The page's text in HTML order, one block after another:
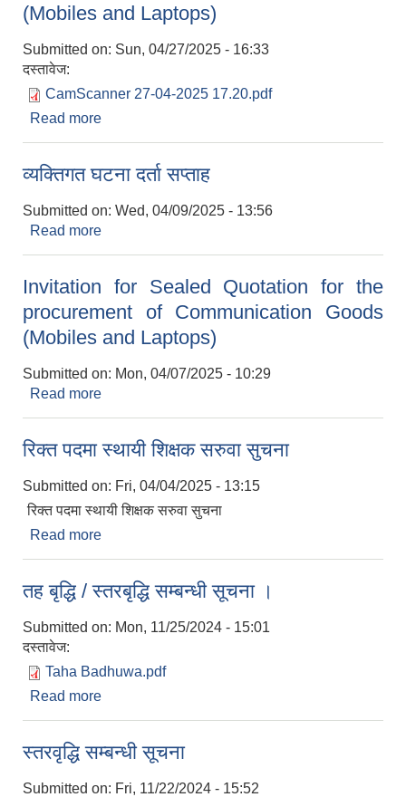
(Mobiles and Laptops)
Submitted on: Sun, 04/27/2025 - 16:33
दस्तावेज:
CamScanner 27-04-2025 17.20.pdf
Read more
व्यक्तिगत घटना दर्ता सप्ताह
Submitted on: Wed, 04/09/2025 - 13:56
Read more
Invitation for Sealed Quotation for the
procurement of Communication Goods
(Mobiles and Laptops)
Submitted on: Mon, 04/07/2025 - 10:29
Read more
रिक्त पदमा स्थायी शिक्षक सरुवा सुचना
Submitted on: Fri, 04/04/2025 - 13:15
रिक्त पदमा स्थायी शिक्षक सरुवा सुचना
Read more
तह बृद्धि / स्तरबृद्धि सम्बन्धी सूचना ।
Submitted on: Mon, 11/25/2024 - 15:01
दस्तावेज:
Taha Badhuwa.pdf
Read more
स्तरवृद्धि सम्बन्धी सूचना
Submitted on: Fri, 11/22/2024 - 15:52